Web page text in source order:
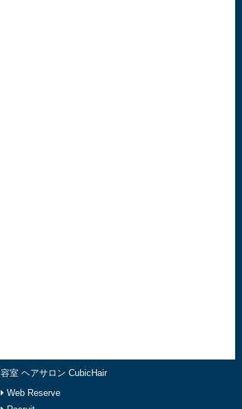
室 ヘアサロン CubicHair
Web Reserve